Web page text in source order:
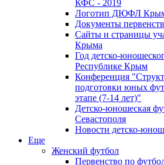
КФС - 2019
Логотип ДЮФЛ
Документы
Сайты и страницы
Крыма
Год детско-
Республике Крым
Конференция
подготовки юных
этапе (7-14 лет)"
Детско-юношеская
Севастополя
Новости детско-
Еще
Женский футбол
Первенство по